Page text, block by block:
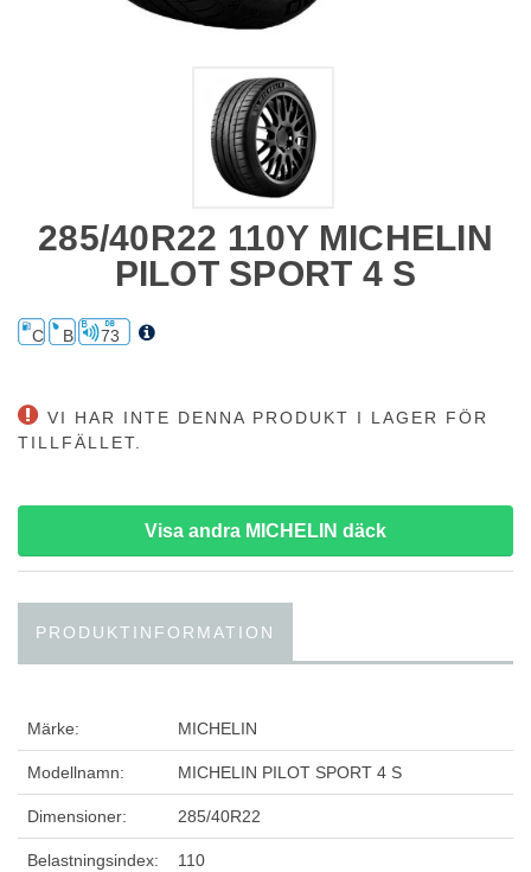
285/40R22 110Y MICHELIN
PILOT SPORT 4 S
C B 73
VI HAR INTE DENNA PRODUKT I LAGER FÖR
TILLFÄLLET.
Visa andra MICHELIN däck
PRODUKTINFORMATION
Märke: MICHELIN
Modellnamn: MICHELIN PILOT SPORT 4 S
Dimensioner: 285/40R22
Belastningsindex: 110